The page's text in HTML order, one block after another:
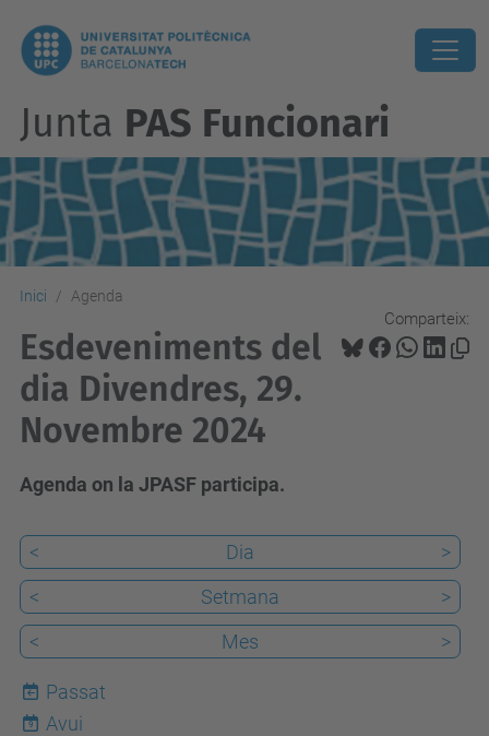
Junta PAS Funcionari
Inici Agenda
Comparteix:
Esdeveniments del
dia Divendres, 29.
Novembre 2024
Agenda on la JPASF participa.
< Dia
>
<
Setmana
>
<
Mes >
Passat
9
Avui